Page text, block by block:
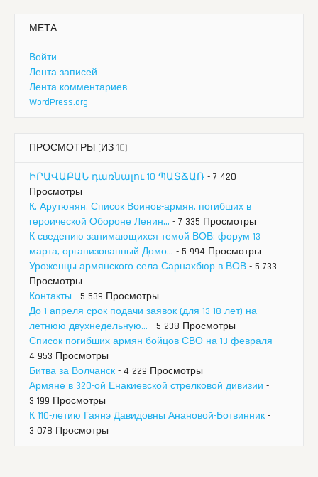
МЕТА
Войти
Лента записей
Лента комментариев
WordPress.org
ПРОСМОТРЫ (ИЗ 10)
ԻՐԱՎԱԲԱՆ դառնալու 10 ՊԱՏՃԱՌ - 7 420
Просмотры
К. Арутюнян. Список Воинов-армян, погибших в
героической Обороне Ленин... - 7 335 Просмотры
К сведению занимающихся темой ВОВ: форум 13
марта, организованный Домо... - 5 994 Просмотры
Уроженцы армянского села Сарнахбюр в ВОВ - 5 733
Просмотры
Контакты - 5 539 Просмотры
До 1 апреля срок подачи заявок (для 13-18 лет) на
летнюю двухнедельную... - 5 238 Просмотры
Список погибших армян бойцов СВО на 13 февраля -
4 953 Просмотры
Битва за Волчанск - 4 229 Просмотры
Армяне в 320-ой Енакиевской стрелковой дивизии -
3 199 Просмотры
К 110-летию Гаянэ Давидовны Анановой-Ботвинник -
3 078 Просмотры